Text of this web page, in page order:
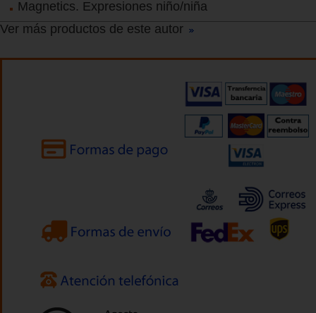
Magnetics. Expresiones niño/niña
Ver más productos de este autor